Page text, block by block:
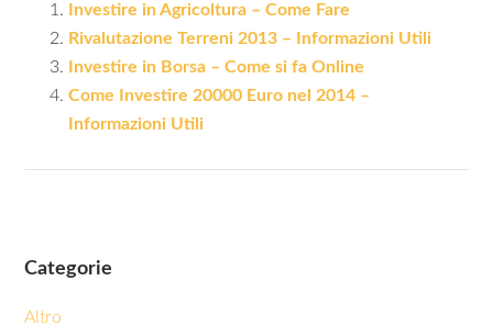
Investire in Agricoltura – Come Fare
Rivalutazione Terreni 2013 – Informazioni Utili
Investire in Borsa – Come si fa Online
Come Investire 20000 Euro nel 2014 –
Informazioni Utili
Categorie
Altro